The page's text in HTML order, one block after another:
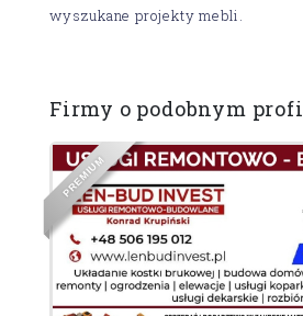
wyszukane projekty mebli.
Firmy o podobnym
PREM
I
UM